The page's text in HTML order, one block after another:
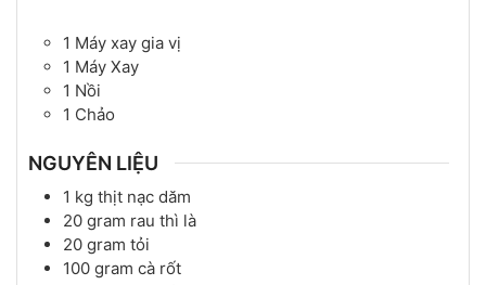
1 Máy xay gia vị
1 Máy Xay
1 Nồi
1 Chảo
NGUYÊN LIỆU
1 kg thịt nạc dăm
20 gram rau thì là
20 gram tỏi
100 gram cà rốt